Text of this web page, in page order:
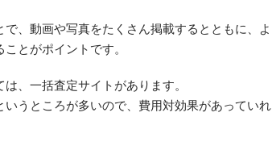
、動画や写真をたくさん掲載するとともに、よ
とがポイントです。
、一括査定サイトがあります。
うところが多いので、費用対効果があっていれ